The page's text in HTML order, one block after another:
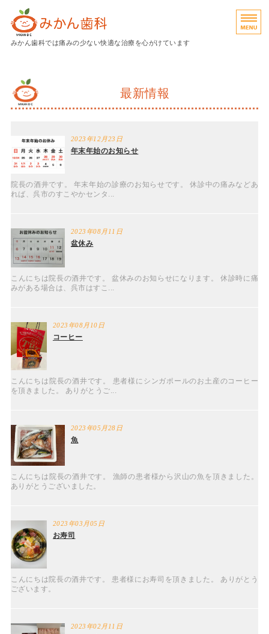
広島県呉市のみかん歯科｜予
みかん歯科では痛みの少ない快適な治療を心がけています
院長挨拶
アクセス
最新情報
2023年12月23日
年末年始のお知らせ
院長の酒井です。 年末年始の診療のお知らせです。 休診中の痛みなどあ
れば、呉市のすこやかセンタ...
2023年08月11日
盆休み
こんにちは院長の酒井です。 盆休みのお知らせになります。 休診時に痛
みがある場合は、呉市はすこ...
2023年08月10日
コーヒー
こんにちは院長の酒井です。 患者様にシンガポールのお土産のコーヒー
を頂きました。 ありがとうご...
2023年05月28日
魚
こんにちは院長の酒井です。 漁師の患者様から沢山の魚を頂きました。
ありがとうございました。
2023年03月05日
お寿司
こんにちは院長の酒井です。 患者様にお寿司を頂きました。 ありがとう
ございます。
2023年02月11日